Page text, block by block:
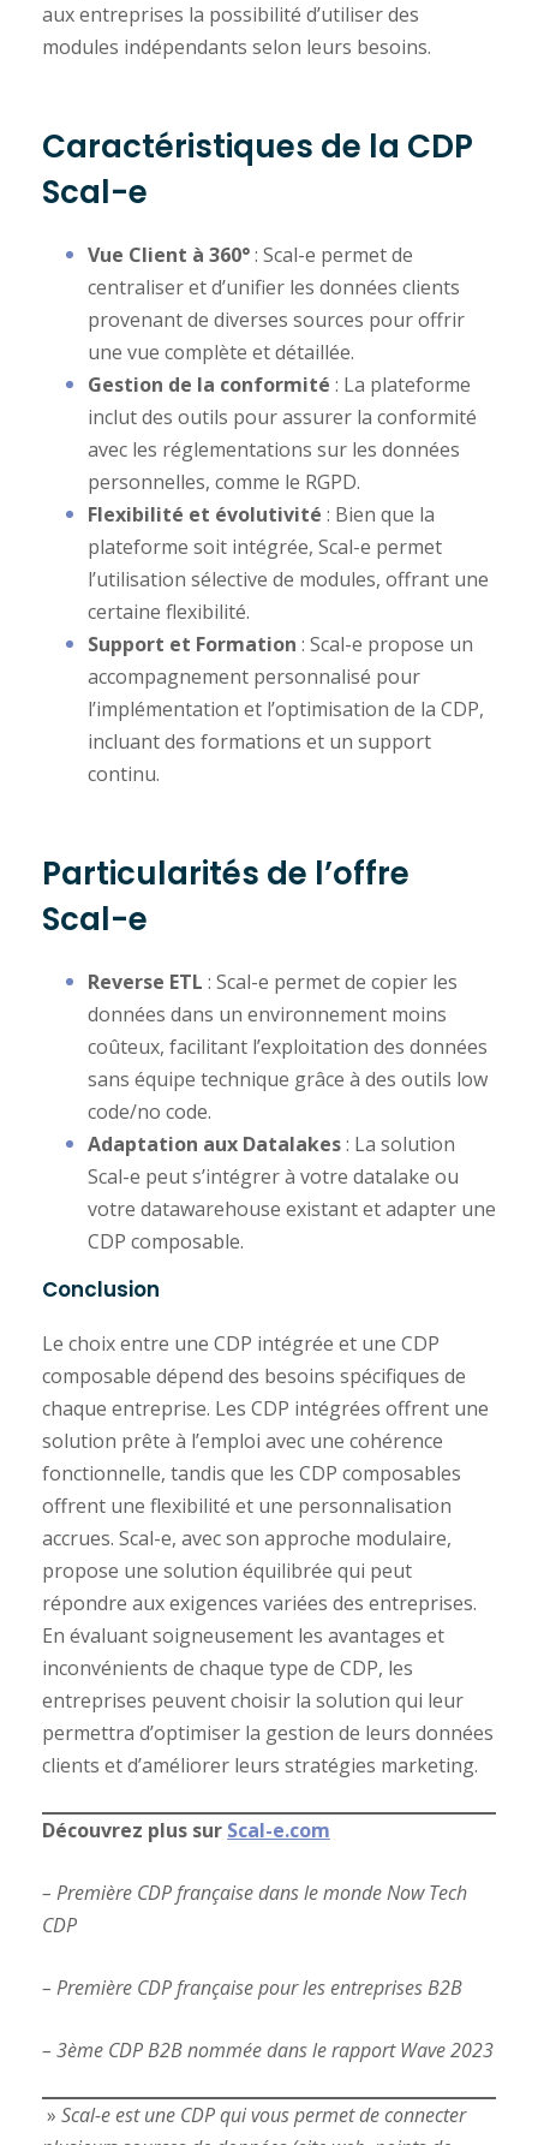
aux entreprises la possibilité d’utiliser des
modules indépendants selon leurs besoins.
Caractéristiques de la CDP
Scal-e
Vue Client à 360°: Scal-e permet de
centraliser et d’unifier les données clients
provenant de diverses sources pour offrir
une vue complète et détaillée.
Gestion de la conformité : La plateforme
inclut des outils pour assurer la conformité
avec les réglementations sur les données
personnelles, comme le RGPD.
Flexibilité et évolutivité : Bien que la
plateforme soit intégrée, Scal-e permet
l’utilisation sélective de modules, offrant une
certaine flexibilité.
Support et Formation : Scal-e propose un
accompagnement personnalisé pour
l’implémentation et l’optimisation de la CDP,
incluant des formations et un support
continu.
Particularités de l’offre
Scal-e
Reverse ETL : Scal-e permet de copier les
données dans un environnement moins
coûteux, facilitant l’exploitation des données
sans équipe technique grâce à des outils low
code/no code.
Adaptation aux Datalakes: La solution
Scal-e peut s’intégrer à votre datalake ou
votre datawarehouse existant et adapter une
CDP composable.
Conclusion
Le choix entre une CDP intégrée et une CDP
composable dépend des besoins spécifiques de
chaque entreprise. Les CDP intégrées offrent une
solution prête à l’emploi avec une cohérence
fonctionnelle, tandis que les CDP composables
offrent une flexibilité et une personnalisation
accrues. Scal-e, avec son approche modulaire,
propose une solution équilibrée qui peut
répondre aux exigences variées des entreprises.
En évaluant soigneusement les avantages et
inconvénients de chaque type de CDP, les
entreprises peuvent choisir la solution qui leur
permettra d’optimiser la gestion de leurs données
clients et d’améliorer leurs stratégies marketing.
Découvrez plus sur Scal-e.com
– Première CDP française dans le monde Now Tech
CDP
– Première CDP française pour les entreprises B2B
– 3ème CDP B2B nommée dans le rapport Wave 2023
» Scal-e est une CDP qui vous permet de connecter